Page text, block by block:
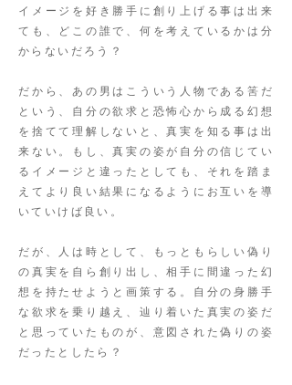
イメージを好き勝手に創り上げる事は出来
ても、どこの誰で、何を考えているかは分
からないだろう？
だから、あの男はこういう人物である筈だ
という、自分の欲求と恐怖心から成る幻想
を捨てて理解しないと、真実を知る事は出
来ない。もし、真実の姿が自分の信じてい
るイメージと違ったとしても、それを踏ま
えてより良い結果になるようにお互いを導
いていけば良い。
だが、人は時として、もっともらしい偽り
の真実を自ら創り出し、相手に間違った幻
想を持たせようと画策する。自分の身勝手
な欲求を乗り越え、辿り着いた真実の姿だ
と思っていたものが、意図された偽りの姿
だったとしたら？